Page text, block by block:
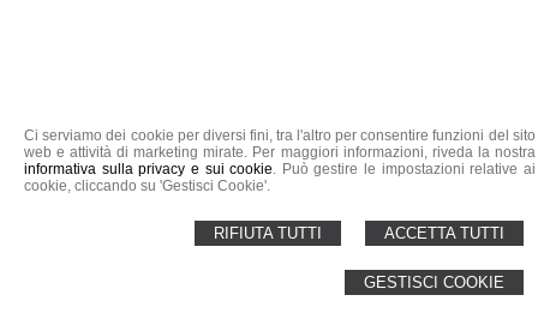
Ci serviamo dei cookie per diversi fini, tra l'altro per consentire funzioni del sito
web e attività di marketing mirate. Per maggiori informazioni, riveda la nostra
informativa sulla privacy e sui cookie. Può gestire le impostazioni relative ai
cookie, cliccando su 'Gestisci Cookie'.
ACCETTA TUTTI
RIFIUTA TUTTI
GESTISCI COOKIE